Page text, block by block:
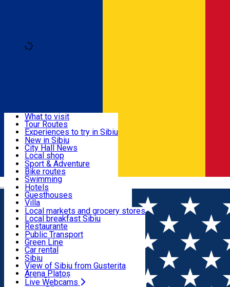
Română
Useful info
Activities & Adventure
Accommodation
Food, Drinks & Nightlife
Transport & Parking
Live Webcams
What to visit
Tour Routes
Experiences to try in Sibiu
Podcast
Culture
Museums
Churches
Parks, Zoo
County of Sibiu
New in Sibiu
City Hall News
Local shop
Sibiu artisans
Sibiul Verde
Public services
Education
How do I get to Sibiu
Tourist Info
Tour Guides
Guided tours
Publicații locale
Beauty salons
Sport & Adventure
Bike routes
Swimming
Riding
Indoor activities
Loc de joacă indoor
Loc de joacă outdoor
Ski
Ice skating
Yoga
Hotels
Guesthouses
Villa
Hostels
Motel
Camping
Renting rooms
Rooms for rent
Accommodation outside Sibiu
Local markets and grocery stores
Local breakfast Sibiu
Restaurante
Pizza
Fast Food
Coffee
Sweets
Pub, Bar
Night clubs
Bakeries
Public Transport
Green Line
Car rental
Rent a bike
Scooter rentals
Taxi
Ride Sharing
Sibiu
View of Sibiu from Gusterita
Arena Platoș
Live Webcams